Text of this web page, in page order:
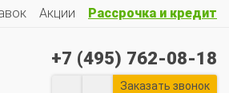
Акции Рассрочка и кредит
авто:
УАЗ Патриот и
+7 (495) 762-08-18
Заказать звонок